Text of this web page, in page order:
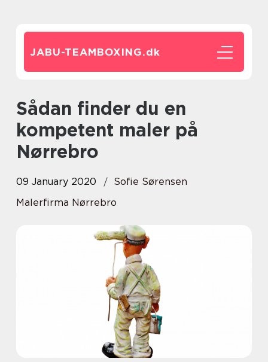
JABU-TEAMBOXING.dk
Sådan finder du en
kompetent maler på
Nørrebro
09 January 2020
Sofie Sørensen
Malerfirma Nørrebro